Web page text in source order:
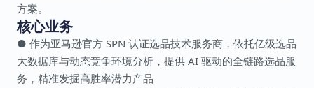
方案。
核心业务
● 作为亚马逊官方 SPN 认证选品技术服务商，依托亿级选品
大数据库与动态竞争环境分析，提供 AI 驱动的全链路选品服
务，精准发掘高胜率潜力产品